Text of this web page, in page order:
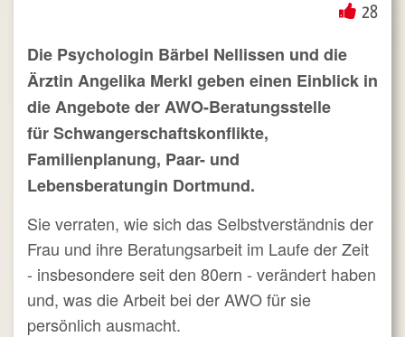
28
Die Psychologin Bärbel Nellissen und die
Ärztin Angelika Merkl geben einen Einblick in
die Angebote der AWO-Beratungsstelle
für Schwangerschaftskonflikte,
Familienplanung, Paar- und
Lebensberatungin Dortmund.
Sie verraten, wie sich das Selbstverständnis der
Frau und ihre Beratungsarbeit im Laufe der Zeit
- insbesondere seit den 80ern - verändert haben
und, was die Arbeit bei der AWO für sie
persönlich ausmacht.